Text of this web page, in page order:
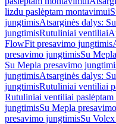
lizdu paslėptam montavimui
jungtimisAtsarginės dalys:
jungtimisRutuliniai ventiliai
FlowFit presavimo jungtimis
presavimo jungtimisSu
Su Mepla presavimo
jungtimisAtsarginės dalys:
jungtimisRutuliniai ventiliai
Rutuliniai ventiliai
jungtimisSu Mepla
presavimo jungtimisSu